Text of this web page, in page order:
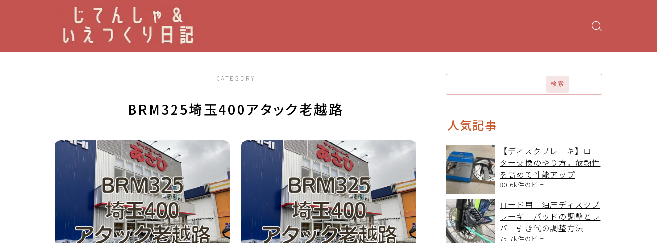
CATEGORY
BRM325埼玉400アタック老越路
検索
人気記事
【ディスクブレーキ】ロー
ター交換のやり方。放熱性
を高めて性能アップ
80.6k件のビュー
ロード用 油圧ディスクブ
レーキ パッドの調整とレ
バー引き代の調整方法
75.7k件のビュー